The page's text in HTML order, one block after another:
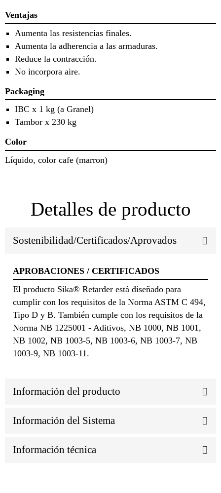
Ventajas
Aumenta las resistencias finales.
Aumenta la adherencia a las armaduras.
Reduce la contracción.
No incorpora aire.
Packaging
IBC x 1 kg (a Granel)
Tambor x 230 kg
Color
Líquido, color cafe (marron)
Detalles de producto
Sostenibilidad/Certificados/Aprovados
APROBACIONES / CERTIFICADOS
El producto Sika® Retarder está diseñado para
cumplir con los requisitos de la Norma ASTM C 494,
Tipo D y B. También cumple con los requisitos de la
Norma NB 1225001 - Aditivos, NB 1000, NB 1001,
NB 1002, NB 1003-5, NB 1003-6, NB 1003-7, NB
1003-9, NB 1003-11.
Información del producto
Información del Sistema
Información técnica